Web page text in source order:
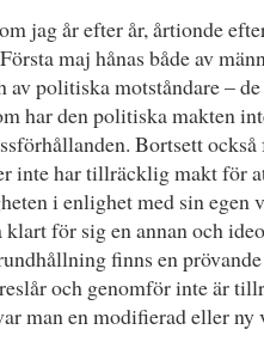
jag år efter år, årtionde
maj hånas både av
av politiska motståndare –
har den politiska makten
Bortsett
inte har tillräcklig makt för
i enlighet med sin egen
klart för sig en annan och
finns en
och genomför inte är
man en modifierad eller ny